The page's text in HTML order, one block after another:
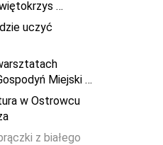
…
uczyć
Miejski …
w Ostrowcu
z białego